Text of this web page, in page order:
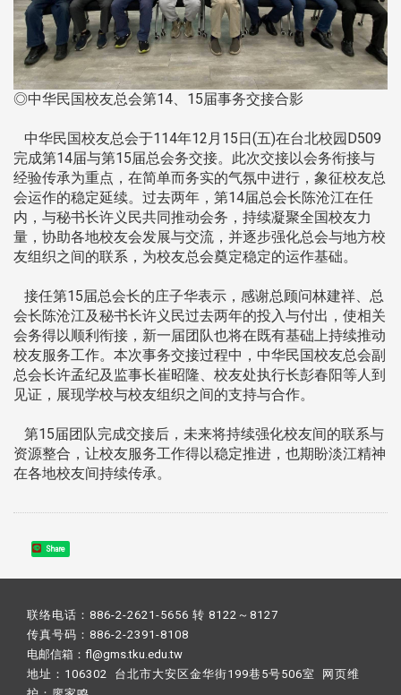
◎中华民国校友总会第14、15届事务交接合影
中华民国校友总会于114年12月15日(五)在台北校园D509
完成第14届与第15届总会务交接。此次交接以会务衔接与
经验传承为重点，在简单而务实的气氛中进行，象征校友总
会运作的稳定延续。过去两年，第14届总会长陈沧江在任
内，与秘书长许义民共同推动会务，持续凝聚全国校友力
量，协助各地校友会发展与交流，并逐步强化总会与地方校
友组织之间的联系，为校友总会奠定稳定的运作基础。
接任第15届总会长的庄子华表示，感谢总顾问林建祥、总
会长陈沧江及秘书长许义民过去两年的投入与付出，使相关
会务得以顺利衔接，新一届团队也将在既有基础上持续推动
校友服务工作。本次事务交接过程中，中华民国校友总会副
总会长许孟纪及监事长崔昭隆、校友处执行长彭春阳等人到
见证，展现学校与校友组织之间的支持与合作。
第15届团队完成交接后，未来将持续强化校友间的联系与
资源整合，让校友服务工作得以稳定推进，也期盼淡江精神
在各地校友间持续传承。
Share
联络电话：886-2-2621-5656 转 8122～8127
传真号码：886-2-2391-8108
电邮信箱：fl@gms.tku.edu.tw
地址：106302 台北市大安区金华街199巷5号506室 网页维